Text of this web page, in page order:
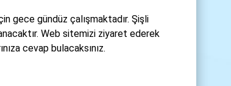
gece gündüz çalışmaktadır. Şişli
Web sitemizi ziyaret ederek
cevap bulacaksınız.